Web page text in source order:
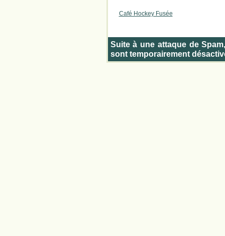
Café Hockey Fusée
Suite à une attaque de
sont temporairement